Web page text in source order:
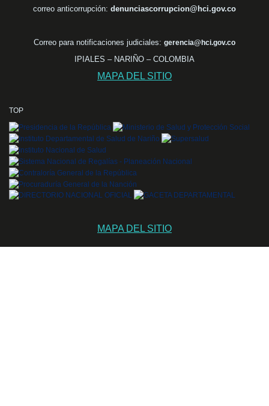
correo anticorrupción: denunciascorrupcion@hci.gov.co
Correo para notificaciones judiciales: gerencia@hci.gov.co
IPIALES – NARIÑO – COLOMBIA
MAPA DEL SITIO
TOP
MAPA DEL SITIO